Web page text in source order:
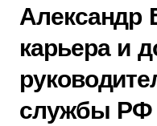
Александр
карьера и
службы РФ